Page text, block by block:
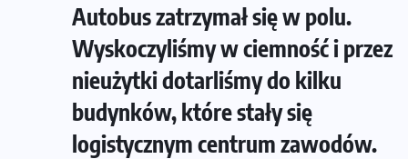
Autobus zatrzymał się w polu.
Wyskoczyliśmy w ciemność i przez
nieużytki dotarliśmy do kilku
budynków, które stały się
logistycznym centrum zawodów.